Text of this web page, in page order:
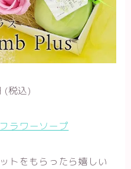
(税込)
ラワーソープ
トをもらったら嬉しい